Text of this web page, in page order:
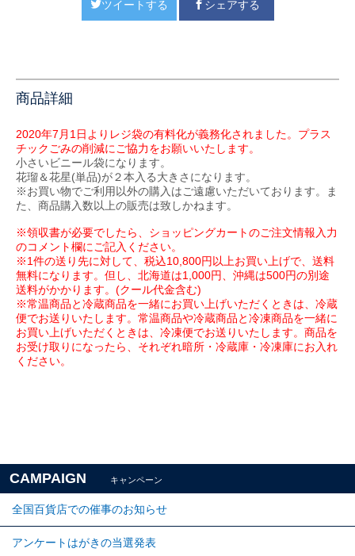
ツイートする シェアする
商品詳細
2020年7月1日よりレジ袋の有料化が義務化されました。プラス
チックごみの削減にご協力をお願いいたします。
小さいビニール袋になります。
花瑠＆花星(単品)が２本入る大きさになります。
※お買い物でご利用以外の購入はご遠慮いただいております。ま
た、商品購入数以上の販売は致しかねます。
※領収書が必要でしたら、ショッピングカートのご注文情報入力
のコメント欄にご記入ください。
※1件の送り先に対して、税込10,800円以上お買い上げで、送料
無料になります。但し、北海道は1,000円、沖縄は500円の別途
送料がかかります。(クール代金含む)
※常温商品と冷蔵商品を一緒にお買い上げいただくときは、冷蔵
便でお送りいたします。常温商品や冷蔵商品と冷凍商品を一緒に
お買い上げいただくときは、冷凍便でお送りいたします。商品を
お受け取りになったら、それぞれ暗所・冷蔵庫・冷凍庫にお入れ
ください。
CAMPAIGN キャンペーン
全国百貨店での催事のお知らせ
アンケートはがきの当選発表